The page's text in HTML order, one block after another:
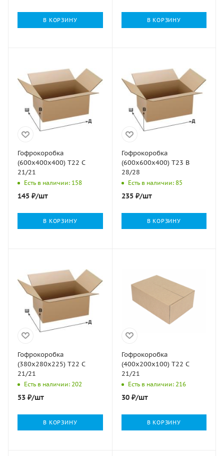
В КОРЗИНУ В КОРЗИНУ
Гофрокоробка
(600х400х400) Т22 С
21/21
Есть в наличии: 158
145 ₽/шт
В КОРЗИНУ
Гофрокоробка
(600х600х400) Т23 В
28/28
Есть в наличии: 85
235₽/шт
В КОРЗИНУ
Гофрокоробка
(380х280х225) Т22 С
21/21
Есть в наличии: 202
53 ₽/шт
В КОРЗИНУ
Гофрокоробка
(400х200х100) Т22 С
21/21
Есть в наличии: 216
30₽/шт
В КОРЗИНУ